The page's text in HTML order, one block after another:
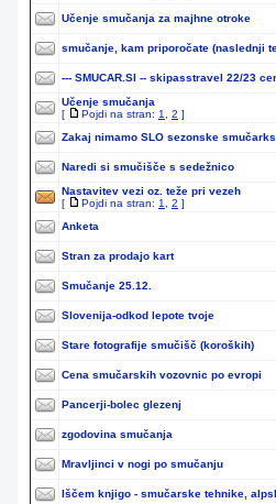
Učenje smučanja za majhne otroke
smučanje, kam priporočate (naslednji
--- SMUCAR.SI -- skipasstravel 22/23
Učenje smučanja
[
Pojdi na stran: 1 2 ]
Zakaj nimamo SLO sezonske
Naredi si smučišče s sedežnico
Nastavitev vezi oz. teže pri vezeh
[
Pojdi na stran: 1 2 ]
Anketa
Stran za prodajo kart
Smučanje 25.12.
Slovenija-odkod lepote tvoje
Stare fotografije smučišč (koroških)
Cena smučarskih vozovnic po evropi
Pancerji-bolec glezenj
zgodovina smučanja
Mravljinci v nogi po smučanju
Iščem knjigo - smučarske tehnike,